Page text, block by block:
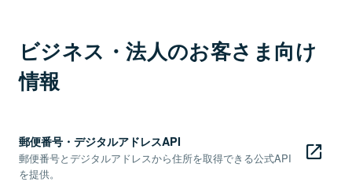
ビジネス・法人のお客さま向け
情報
郵便番号・デジタルアドレスAPI
郵便番号とデジタルアドレスから住所を取得できる公式API
を提供。